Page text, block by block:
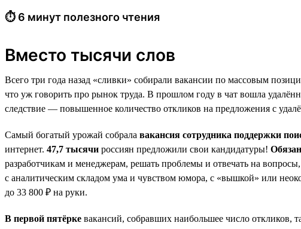
⏱ 6 минут полезного чтения
Вместо тысячи слов
Всего три года назад «сливки» собирали вакансии по массовым
что уж говорить про рынок труда. В прошлом году в чат вошла
следствие — повышенное количество откликов на предложения с
Самый богатый урожай собрала вакансия сотрудника поддержки
интернет. 47,7 тысячи россиян предложили свои кандидатуры!
разработчикам и менеджерам, решать проблемы и отвечать на
с аналитическим складом ума и чувством юмора, с «вышкой» или
до 33 800 ₽ на руки.
В первой пятёрке вакансий, собравших наибольшее число откликов,